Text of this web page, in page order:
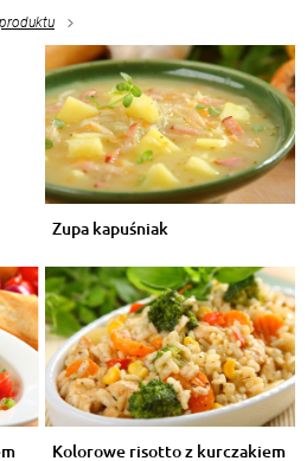
Zupa kapuśniak
Kolorowe risotto z kurczakiem